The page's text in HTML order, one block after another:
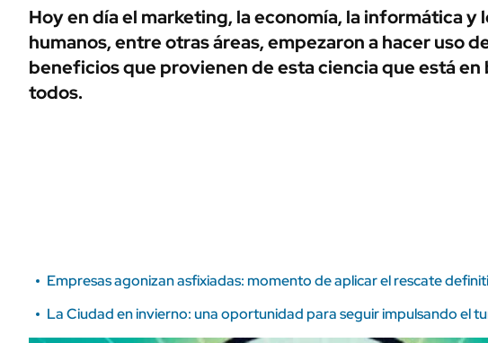
ÁMBITO DEBATE
MEDIAKIT AMBITO DEBATE
URUGUAY
Hoy en día el marketing, la economía, la informática y
humanos, entre otras áreas, empezaron a hacer uso
beneficios que provienen de esta ciencia que está en
todos.
Empresas agonizan asfixiadas: momento de aplicar el rescate
La Ciudad en invierno: una oportunidad para seguir impulsando el